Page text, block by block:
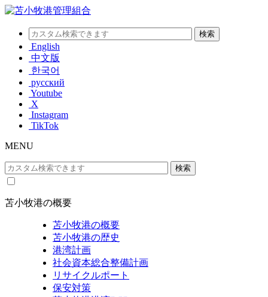
English
中文版
한국어
русский
Youtube
X
Instagram
TikTok
MENU
苫小牧港の概要
苫小牧港の概要
苫小牧港の歴史
港湾計画
社会資本総合整備計画
リサイクルポート
保安対策